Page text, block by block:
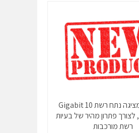
Agilent מציגה נתח רשת 10 Gigabit
Ethernet, לצורך פתרון מהיר של בעיות
רשת מורכבות